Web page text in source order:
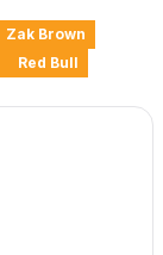
Zak Brown
Red Bull